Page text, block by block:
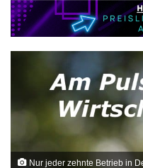
Nur jeder zehnte Betrieb in